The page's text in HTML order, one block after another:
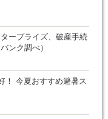
ープライズ、破産手続
ンク調べ）
！ 今夏おすすめ避暑ス